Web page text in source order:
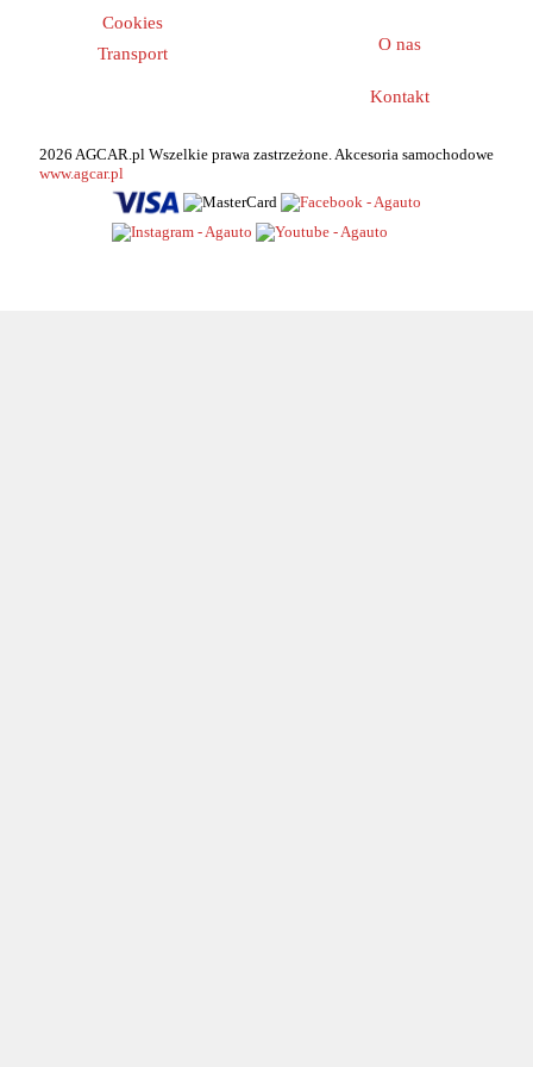
Cookies
Transport
O nas
Kontakt
2026 AGCAR.pl Wszelkie prawa zastrzeżone. Akcesoria samochodowe
www.agcar.pl